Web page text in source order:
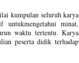
kumpulan seluruh karya
untukmengetahui minat,
waktu tertentu. Karya
peserta didik terhadap